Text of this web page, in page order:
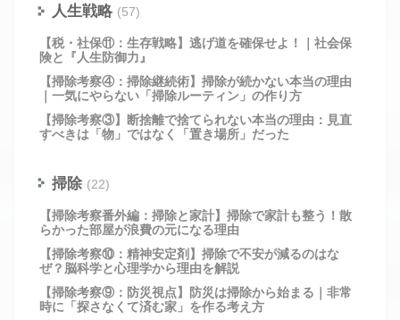
人生戦略 (57)
【税・社保⑪：生存戦略】逃げ道を確保せよ！｜社会保
険と『人生防御力』
【掃除考察④：掃除継続術】掃除が続かない本当の理由
｜一気にやらない「掃除ルーティン」の作り方
【掃除考察③】断捨離で捨てられない本当の理由：見直
すべきは「物」ではなく「置き場所」だった
掃除 (22)
【掃除考察番外編：掃除と家計】掃除で家計も整う！散
らかった部屋が浪費の元になる理由
【掃除考察⑩：精神安定剤】掃除で不安が減るのはな
ぜ？脳科学と心理学から理由を解説
【掃除考察⑨：防災視点】防災は掃除から始まる｜非常
時に「探さなくて済む家」を作る考え方